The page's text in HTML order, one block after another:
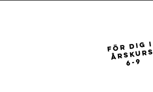
FÖR dig i
ÅRSKURS
6-9